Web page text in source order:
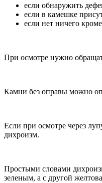
если обнаружить
если в камешке
если нет ничего
При осмотре нужно
Камни без оправы можно
Если при осмотре через
дихроизм.
Простыми словами
зеленым, а с другой